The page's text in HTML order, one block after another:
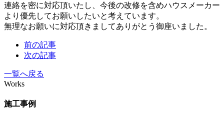
連絡を密に対応頂いたし、今後の改修を含めハウスメーカー
より優先してお願いしたいと考えています。
無理なお願いに対応頂きましてありがとう御座いました。
前の記事
次の記事
一覧へ戻る
Works
施工事例